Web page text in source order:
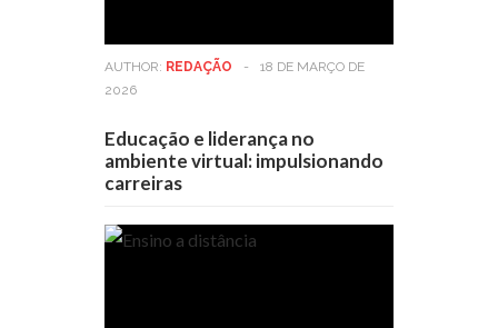
AUTHOR: REDAÇÃO -
18 DE MARÇO DE
2026
Educação e liderança no
ambiente virtual: impulsionando
carreiras